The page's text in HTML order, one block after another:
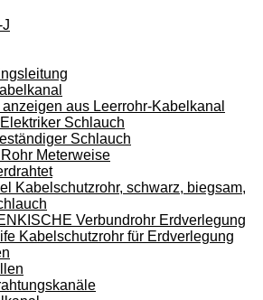
aus Leerrohr-Kabelkanal
Schlauch
Schlauch
Meterweise
Kabelschutzrohr, schwarz, biegsam,
Verbundrohr Erdverlegung
Kabelschutzrohr für Erdverlegung